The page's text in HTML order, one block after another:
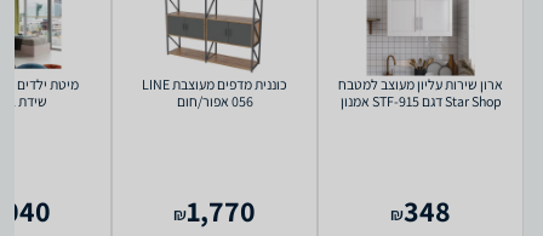
ארון שירות עליון מעוצב למטבח
Star Shop דגם STF-915 אמנון
348
₪
כוננית מדפים מעוצבת LINE
056 אפור/חום
1,770
₪
שידת 2 מגירות